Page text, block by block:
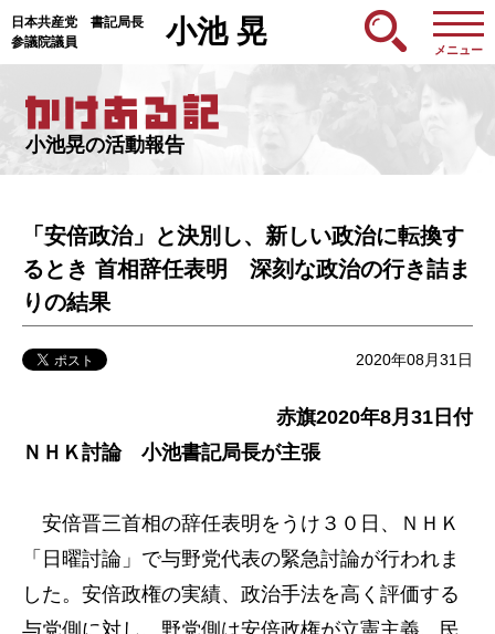
日本共産党 書記局長
参議院議員
小池 晃
メニュー
小池晃の活動報告
「安倍政治」と決別し、新しい政治に転換す
るとき 首相辞任表明 深刻な政治の行き詰ま
りの結果
2020年08月31日
赤旗2020年8月31日付
ＮＨＫ討論 小池書記局長が主張
安倍晋三首相の辞任表明をうけ３０日、ＮＨＫ
「日曜討論」で与野党代表の緊急討論が行われま
した。安倍政権の実績、政治手法を高く評価する
与党側に対し、野党側は安倍政権が立憲主義、民